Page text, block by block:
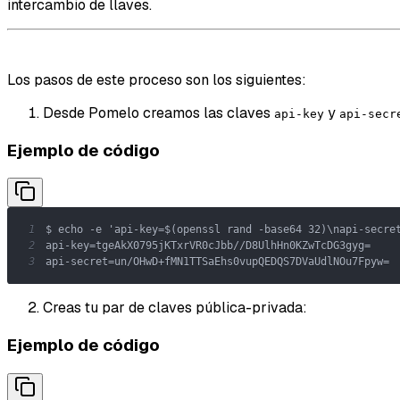
intercambio de llaves.
Los pasos de este proceso son los siguientes:
Desde Pomelo creamos las claves api-key y api-
Ejemplo de código
1
2
3
api-secret=un/OHwD+fMN1TTSaEhs0vupQEDQS7DVaUdlNOu7Fpyw=
Creas tu par de claves pública-privada:
Ejemplo de código